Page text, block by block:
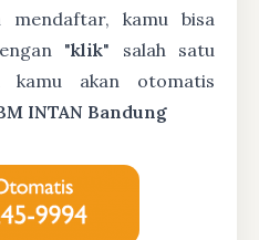
kamu bisa
"klik" salah satu
kamu akan otomatis
INTAN Bandung